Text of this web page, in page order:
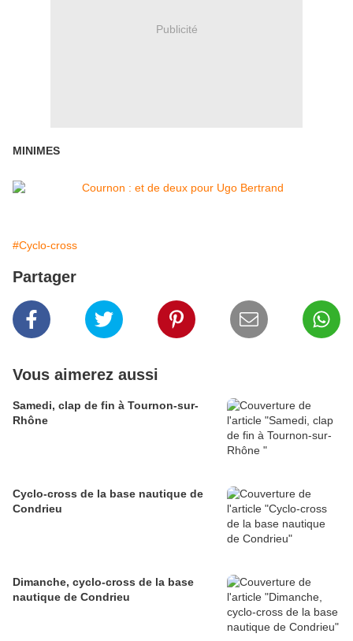
Publicité
MINIMES
#Cyclo-cross
Partager
Vous aimerez aussi
Samedi, clap de fin à Tournon-sur-
Rhône
Cyclo-cross de la base nautique de
Condrieu
Dimanche, cyclo-cross de la base
nautique de Condrieu